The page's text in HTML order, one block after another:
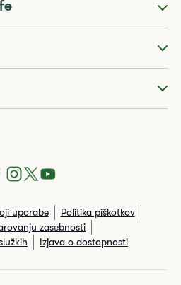
uporabe
Politika piškotkov
zasebnosti
Izjava o dostopnosti